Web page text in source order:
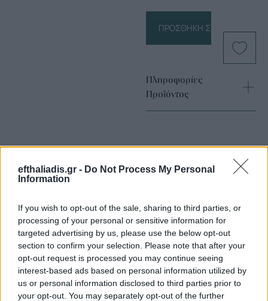
efthaliadis.gr - Do Not Process My Personal
Information
If you wish to opt-out of the sale, sharing to third parties, or
processing of your personal or sensitive information for
targeted advertising by us, please use the below opt-out
section to confirm your selection. Please note that after your
opt-out request is processed you may continue seeing
interest-based ads based on personal information utilized by
us or personal information disclosed to third parties prior to
your opt-out. You may separately opt-out of the further
ΠΡΟΣΘΉΚΗ ΣΤΟ ΚΑΛΆΘΙ
Πληροφορίες
Προϊόντος
Επιλογές Που Ταιριάζουν
Ανακαλύψτε τα κοσμήματα που αγαπήθηκαν περισσότερο!
Εδώ θα βρείτε τις κορυφαίες επιλογές που ξεχωρίζουν για
το μοναδικό τους στυλ και την εξαιρετική τους ποιότητα.
ΧΡΥΣΌΣ 18 ΚΑΡΑΤΊΩΝ -10%